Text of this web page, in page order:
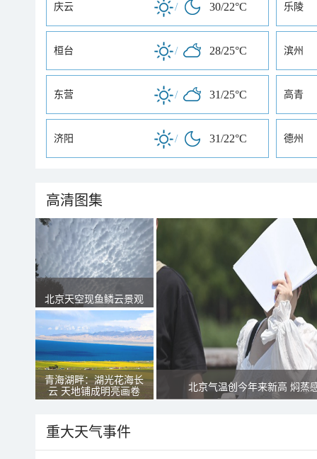
庆云 / 30/22°C 乐陵
桓台 / 28/25°C 滨州
东营 / 31/25°C 高青
济阳 / 31/22°C 德州
高清图集
北京天空现鱼鳞云景观
青海湖畔：湖光花海长
云 天地铺成明亮画卷
北京气温创今年来新高 焖蒸
重大天气事件